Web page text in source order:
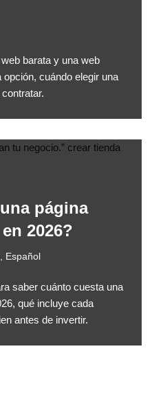
barata y una web
cuándo elegir una
página
2026?
, Español
saber cuánto cuesta una
qué incluye cada
antes de invertir.